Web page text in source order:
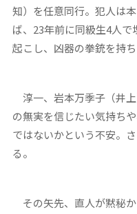
知）を任意同行。犯人は
ば、23年前に同級生4人
起こし、凶器の拳銃を持
淳一、岩本万季子（井
の無実を信じたい気持ち
ではないかという不安。
る。
その矢先、直人が黙秘